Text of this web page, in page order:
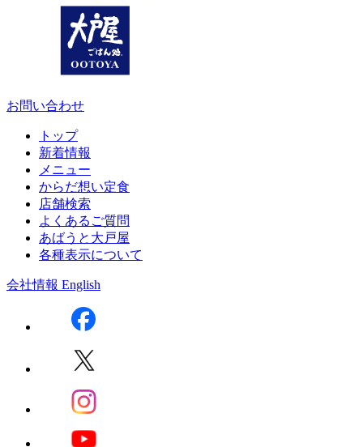
お問い合わせ
トップ
新着情報
メニュー
からだ想い定食
店舗検索
よくあるご質問
あばうと大戸屋
各種表示について
会社情報 English